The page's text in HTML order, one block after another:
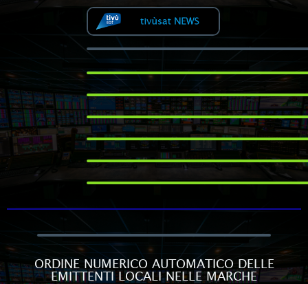
ORDINE NUMERICO AUTOMATICO DELLE
EMITTENTI LOCALI NELLE MARCHE